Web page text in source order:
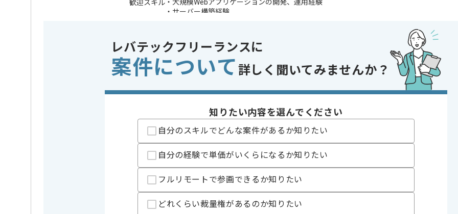
歓迎スキル ・大規模Webアプリケーションの開発、運用経験
・サーバー構築経験
この案件で扱う技術 DB SQL Server , MySQL , Oracle , PostgreSQL
業務内容
新規開発 , 受託開発
20代活躍中 , 30代活躍中 , 長期プロジェクト , 新技術に積極的 , 急募 , ゲーム好き
精算条件
有
支払いサイト
レバテックフリーランスに
案件について 詳しく聞いてみませんか？
知りたい内容を選んでください
自分のスキルでどんな案件があるか知りたい
自分の経験で単価がいくらになるか知りたい
フルリモートで参画できるか知りたい
どれくらい裁量権があるのか知りたい